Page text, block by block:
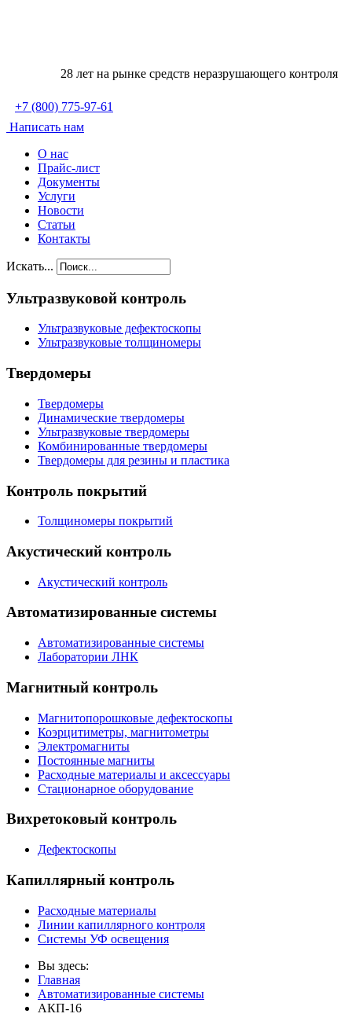
28 лет на рынке средств неразрушающего контроля
+7 (800) 775-97-61
Написать нам
О нас
Прайс-лист
Документы
Услуги
Новости
Статьи
Контакты
Искать...
Ультразвуковой контроль
Ультразвуковые дефектоскопы
Ультразвуковые толщиномеры
Твердомеры
Твердомеры
Динамические твердомеры
Ультразвуковые твердомеры
Комбинированные твердомеры
Твердомеры для резины и пластика
Контроль покрытий
Толщиномеры покрытий
Акустический контроль
Акустический контроль
Автоматизированные системы
Автоматизированные системы
Лаборатории ЛНК
Магнитный контроль
Магнитопорошковые дефектоскопы
Коэрцитиметры, магнитометры
Электромагниты
Постоянные магниты
Расходные материалы и аксессуары
Стационарное оборудование
Вихретоковый контроль
Дефектоскопы
Капиллярный контроль
Расходные материалы
Линии капиллярного контроля
Системы УФ освещения
Вы здесь:
Главная
Автоматизированные системы
АКП-16